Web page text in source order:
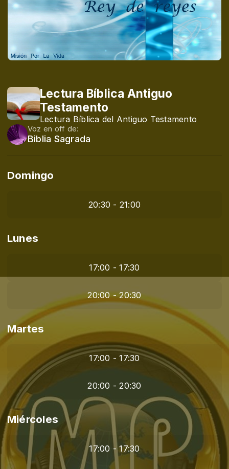
Lectura Bíblica Antiguo
Testamento
Lectura Bíblica del Antiguo Testamento
Voz en off de:
Biblia Sagrada
Domingo
20:30 - 21:00
Lunes
17:00 - 17:30
20:00 - 20:30
Martes
17:00 - 17:30
20:00 - 20:30
Miércoles
17:00 - 17:30